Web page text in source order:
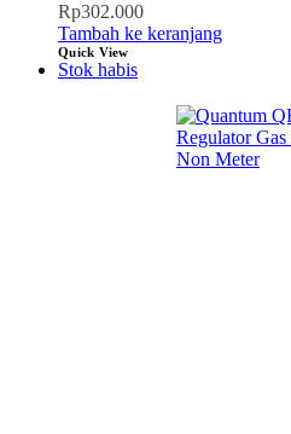
Rp302.000
Tambah ke keranjang
Quick View
Stok habis